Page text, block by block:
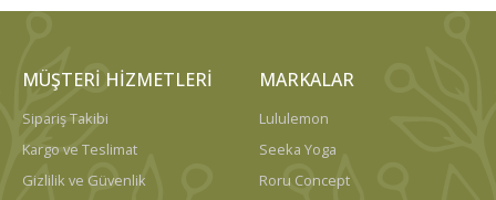
MÜŞTERI HIZMETLERI
Sipariş Takibi
Kargo ve Teslimat
Gizlilik ve Güvenlik
MARKALAR
Lululemon
Seeka Yoga
Roru Concept